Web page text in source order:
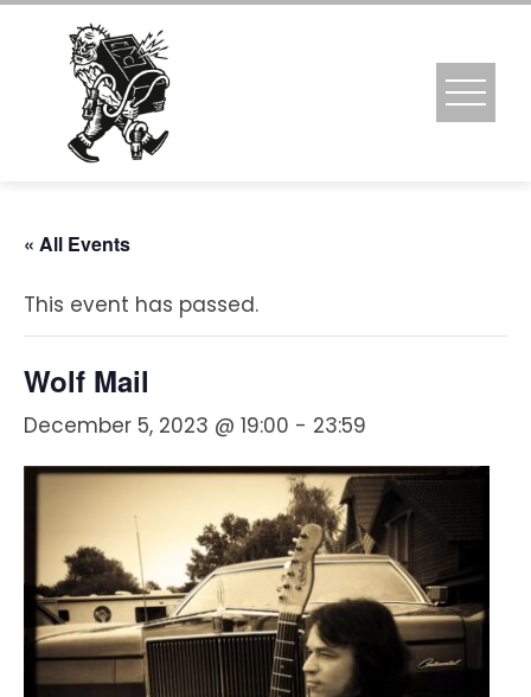
Skip
content
« All Events
This event has passed.
Wolf Mail
December 5, 2023 @ 19:00 - 23:59